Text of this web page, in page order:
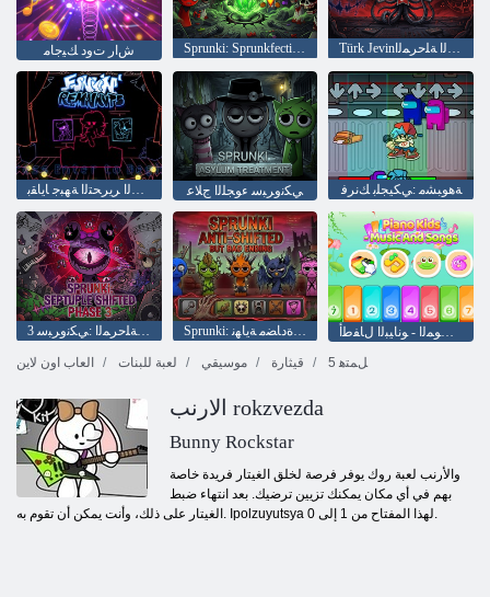
ﺵﺍﺭ ﺕﻭﺩ ﻚﻴﺟﺎﻣ Sprunki: Sprunkfection ﻥﻵ ﺍ ﻢﻟﺎﻌﻟﺍ ﺔﻳﺎﻬﻧ! Türk Jevinـﻟ ﺎﻬﻤﻴﻤﺼﺗ ﺩﺎﻌُﻤﻟﺍ ﺔﻌﺳﺎﺘﻟﺍ ﺔﻠﺣﺮﻤﻟﺍ
ﻲﻨﻃﻮﻟﺍ ﺮﻳﺮﺤﺘﻟﺍ ﺔﻬﺒﺟ ﺎﻳﺎﻘﺑ ﻲﻜﻧﻭﺮﺒﺳ ءﻮﺠﻠﻟﺍ ﺝﻼ ﻋ ﺔﻫﻮﺒﺸﻣ :ﻲﻜﻴﺠﻠﺑ ﻚﻧﺮﻓ
3 ﺔﻟﻮﺤﺘﻤﻟﺍ ﺔﻴﻌﺒﺴﻟﺍ ﺔﻠﺣﺮﻤﻟﺍ :ﻲﻜﻧﻭﺮﺒﺳ Sprunki: ﺔﺌﻴﺳ ﻦﻜﻟﻭ ﻝﻮﺤﺘﻠﻟ ﺓﺩﺎﻀﻣ ﺔﻳﺎﻬﻧ
ﻲﻧﺎﻏﻷ ﺍﻭ ﻰﻘﻴﺳﻮﻤﻟﺍ - ﻮﻧﺎﻴﺒﻟﺍ ﻝﺎﻔﻃﺃ
العاب اون لاين
لعبة للبنات موسيقي قيثارة 5 ﻞﻤﺘﻫ
الارنب rokzvezda
Bunny Rockstar
والأرنب لعبة روك يوفر فرصة لخلق الغيتار فريدة خاصة
بهم في أي مكان يمكنك تزيين ترضيك. بعد انتهاء ضبط
الغيتار على ذلك، وأنت يمكن أن تقوم به. Ipolzuyutsya لهذا المفتاح من 1 إلى 0.